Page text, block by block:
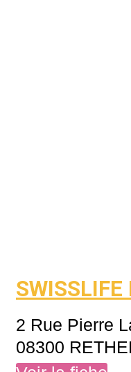
SWISSLIFE
2 Rue Pierre
08300